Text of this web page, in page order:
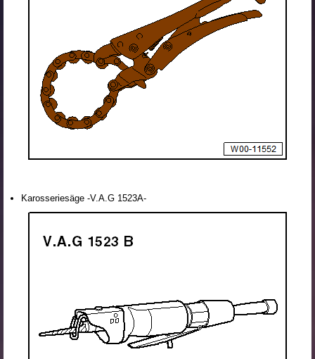
Karosseriesäge -V.A.G 1523A-